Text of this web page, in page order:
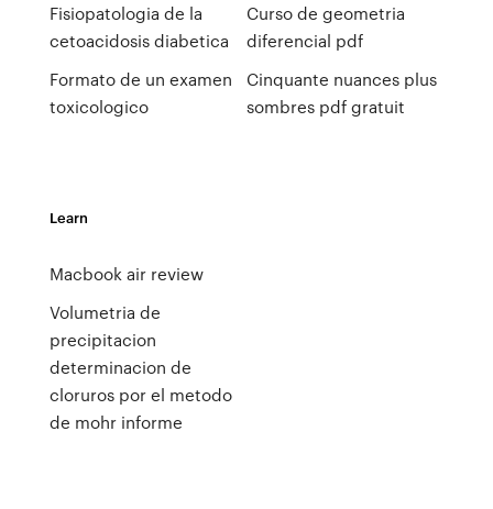
Fisiopatologia de la
cetoacidosis diabetica
Formato de un examen
toxicologico
Curso de geometria
diferencial pdf
Cinquante nuances plus
sombres pdf gratuit
Learn
Macbook air review
Volumetria de
precipitacion
determinacion de
cloruros por el metodo
de mohr informe